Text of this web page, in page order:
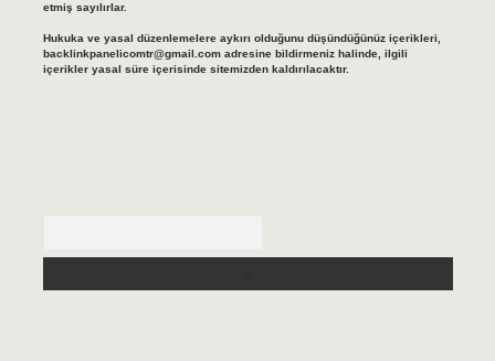
etmiş sayılırlar.
Hukuka ve yasal düzenlemelere aykırı olduğunu düşündüğünüz içerikleri,
backlinkpanelicomtr@gmail.comadresine bildirmeniz halinde, ilgili
içerikler yasal süre içerisinde sitemizden kaldırılacaktır.